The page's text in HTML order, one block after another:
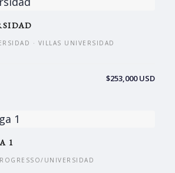
· VILLAS UNIVERSIDAD
$253,000 USD
1
UNIVERSIDAD